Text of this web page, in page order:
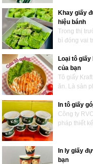
Khay giấy
hiệu bánh
Trong thị
bì đóng vai
Loại tô
của bạn
Tô giấy
ăn. Là sản
In tô giấy
Công ty
pháp thiết
In ly giấy
bạn